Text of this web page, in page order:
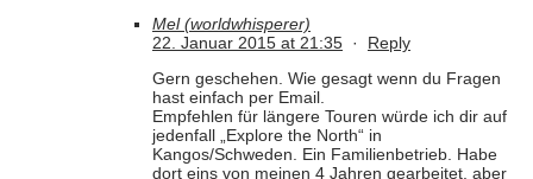
Mel (worldwhisperer)
22. Januar 2015 at 21:35 · Reply
Gern geschehen. Wie gesagt wenn du Fragen
hast einfach per Email.
Empfehlen für längere Touren würde ich dir auf
jedenfall „Explore the North“ in
Kangos/Schweden. Ein Familienbetrieb. Habe
dort eins von meinen 4 Jahren gearbeitet, aber